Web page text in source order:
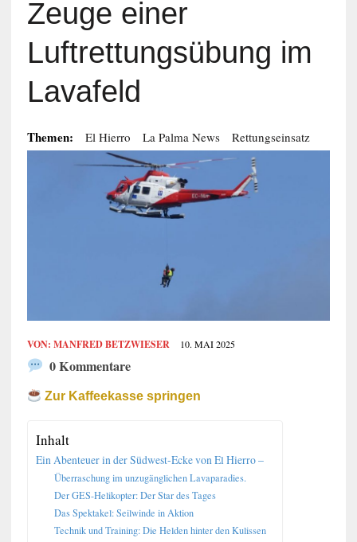
Zeuge einer
Luftrettungsübung im
Lavafeld
Themen: El Hierro La Palma News Rettungseinsatz
VON: MANFRED BETZWIESER 10. MAI 2025
0 Kommentare
Zur Kaffeekasse springen
Inhalt
Ein Abenteuer in der Südwest-Ecke von El Hierro –
Überraschung im unzugänglichen Lavaparadies.
Der GES-Helikopter: Der Star des Tages
Das Spektakel: Seilwinde in Aktion
Technik und Training: Die Helden hinter den Kulissen